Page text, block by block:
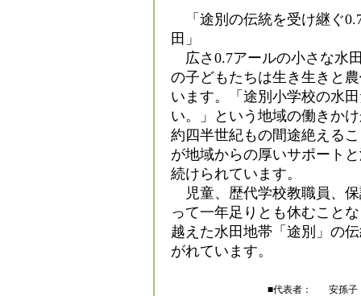
「途別の伝統を受け継ぐ
田」
広さ0.7アールの小さな水
の子どもたちは生き生きと
います。「途別小学校の水
い。」という地域の働きか
約四半世紀もの間途絶える
が地域からの厚いサポート
続けられています。
児童、歴代学校教職員、
って一年足りとも休むこと
越えた水田地帯「途別」の
がれています。
■代表者：
安孫子